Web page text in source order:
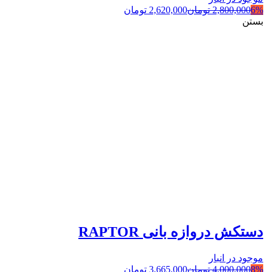
6%
2,800,000 تومان2,620,000 تومان
بستن
دستکش دروازه بانی RAPTOR
موجود در انبار
8%
4,000,000 تومان3,665,000 تومان